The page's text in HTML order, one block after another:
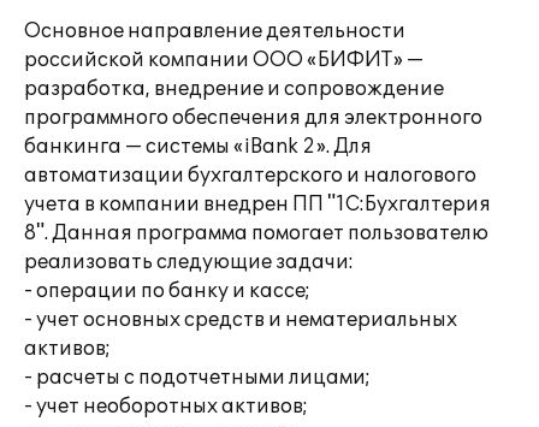
Основное направление деятельности
российской компании ООО «БИФИТ» —
разработка, внедрение и сопровождение
программного обеспечения для электронного
банкинга — системы «iBank 2». Для
автоматизации бухгалтерского и налогового
учета в компании внедрен ПП "1С:Бухгалтерия
8". Данная программа помогает пользователю
реализовать следующие задачи:
- операции по банку и кассе;
- учет основных средств и нематериальных
активов;
- расчеты с подотчетными лицами;
- учет необоротных активов;